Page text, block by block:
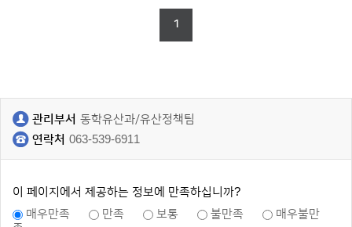
1
관리부서 동학유산과/유산정책팀
연락처 063-539-6911
이 페이지에서 제공하는 정보에 만족하십니까?
매우만족
만족 보통 불만족
매우불만